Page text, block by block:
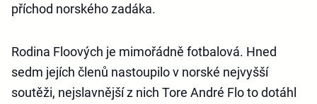
příchod norského zadáka.
Rodina Floových je mimořádně fotbalová. Hned
sedm jejích členů nastoupilo v norské nejvyšší
soutěži, nejslavnější z nich Tore André Flo to dotáhl